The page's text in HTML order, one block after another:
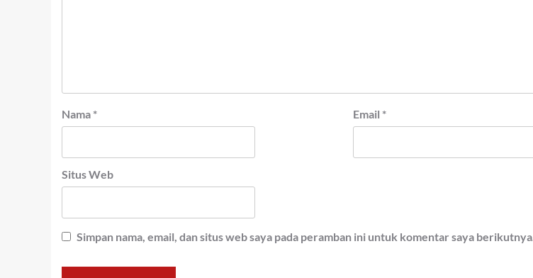
Nama * Email *
Situs Web
Simpan nama, email, dan situs web saya pada peramban ini untuk komentar saya berikutnya.